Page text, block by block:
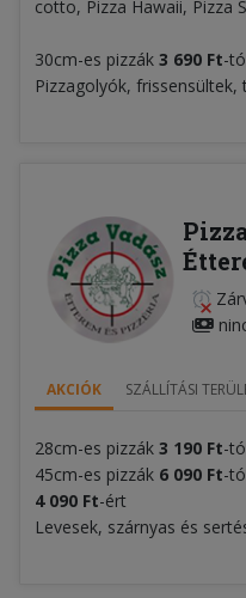
cotto, Pizza Hawaii, Pizza
30cm-es pizzák 3 690 Ft-
Pizzagolyók, frissensültek,
AKCIÓK SZÁLLÍTÁSI
28cm-es pizzák 3 190 Ft-
45cm-es pizzák 6 090 Ft-
4 090 Ft-ért
Levesek, szárnyas és